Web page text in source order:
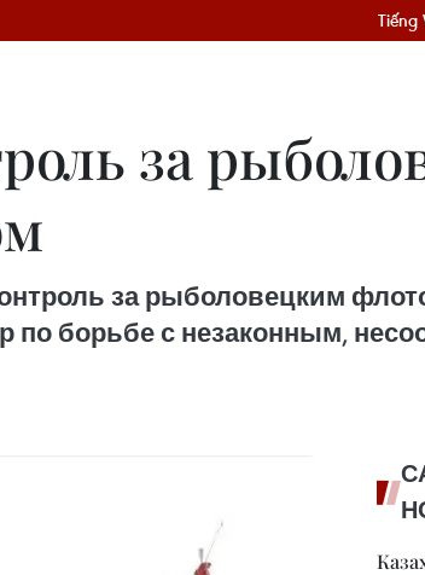
Tiếng
за
за рыболовецким
по борьбе с незаконным,